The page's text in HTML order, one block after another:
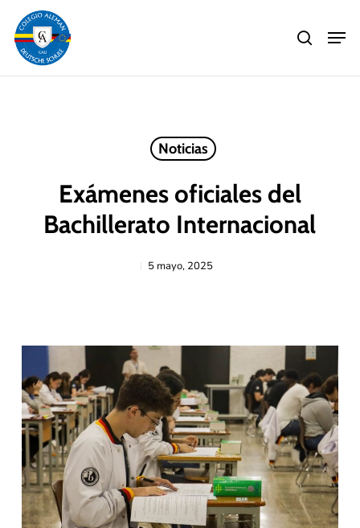
main
content
search
Noticias
Exámenes oficiales del
Bachillerato Internacional
5 mayo, 2025